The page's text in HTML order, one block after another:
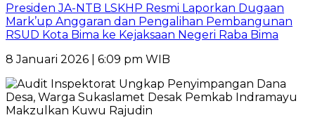
Presiden JA-NTB LSKHP Resmi Laporkan Dugaan
Mark’up Anggaran dan Pengalihan Pembangunan
RSUD Kota Bima ke Kejaksaan Negeri Raba Bima
8 Januari 2026 | 6:09 pm WIB